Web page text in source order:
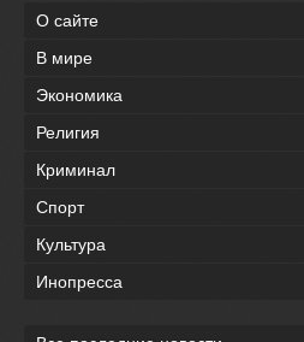
О сайте
В мире
Экономика
Религия
Криминал
Спорт
Культура
Инопресса